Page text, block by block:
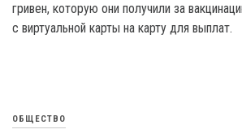
гривен, которую они получили за
с виртуальной карты на карту для выплат.
ОБЩЕСТВО